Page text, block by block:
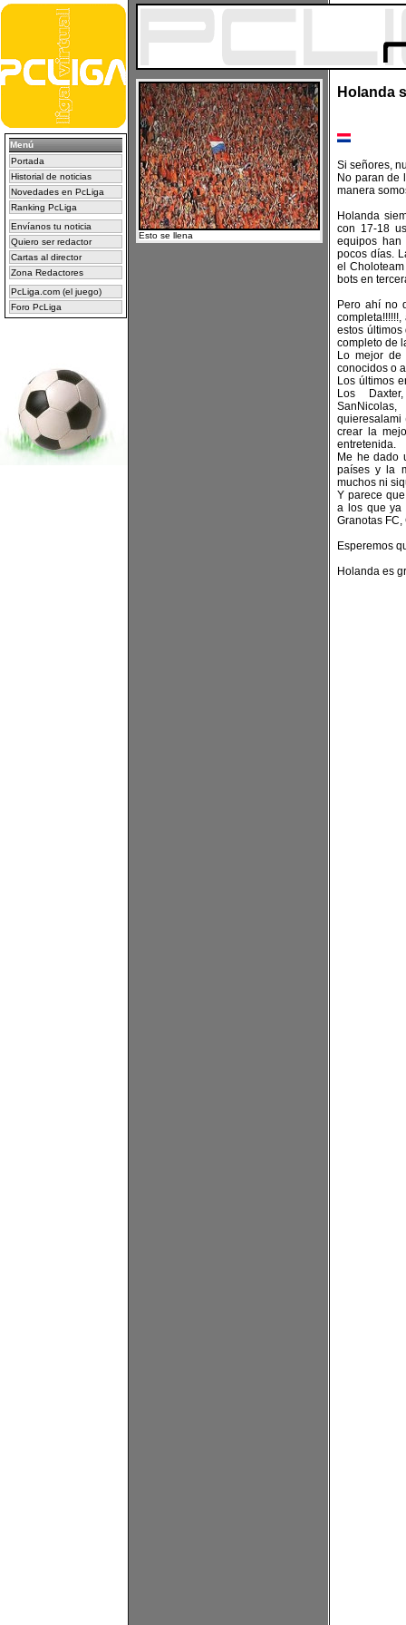
Menú
Portada
Historial de noticias
Novedades en PcLiga
Ranking PcLiga
Envíanos tu noticia
Quiero ser redactor
Cartas al director
Zona Redactores
PcLiga.com (el juego)
Foro PcLiga
Esto se llena
Holanda
Si señores,
No paran de
manera
Holanda
con 17-18
equipos
pocos días.
el
bots en
Pero ahí no
estos
completo de
Lo mejor de
conocidos o
Los últimos
Los
quieresalami
crear la
entretenida.
Me he dado
países y la
muchos ni
Y parece
a los que ya
Granotas
Esperemos
Holanda es